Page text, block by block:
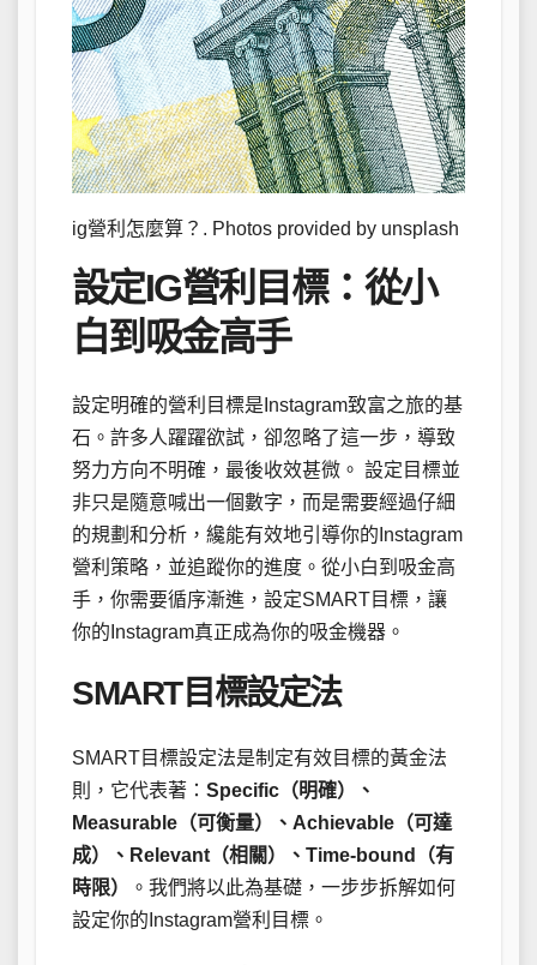
ig營利怎麼算？. Photos provided by unsplash
設定IG營利目標：從小
白到吸金高手
設定明確的營利目標是Instagram致富之旅的基
石。許多人躍躍欲試，卻忽略了這一步，導致
努力方向不明確，最後收效甚微。 設定目標並
非只是隨意喊出一個數字，而是需要經過仔細
的規劃和分析，纔能有效地引導你的Instagram
營利策略，並追蹤你的進度。從小白到吸金高
手，你需要循序漸進，設定SMART目標，讓
你的Instagram真正成為你的吸金機器。
SMART目標設定法
SMART目標設定法是制定有效目標的黃金法
則，它代表著： Specific（明確）、
Measurable（可衡量）、Achievable（可達
成）、Relevant（相關）、Time-bound（有
時限）
。我們將以此為基礎，一步步拆解如何
設定你的Instagram營利目標。